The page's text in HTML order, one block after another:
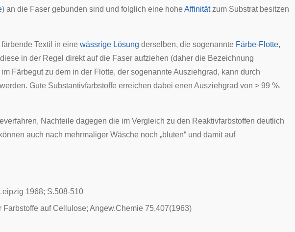
) an die Faser gebunden sind und folglich eine hohe Affinitätzum Substrat besitzen
Textil in eine wässrige Lösung derselben, die sogenannte Färbe-Flotte,
in der Regel direkt auf die Faser aufziehen (daher die Bezeichnung
Färbegut zu dem in der Flotte, der sogenannte Ausziehgrad, kann durch
Gute Substantivfarbstoffe erreichen dabei enen Ausziehgrad von > 99 %,
Nachteile dagegen die im Vergleich zu den Reaktivfarbstoffen deutlich
auch nach mehrmaliger Wäsche noch „bluten“ und damit auf
1968; S.508-510
auf Cellulose; Angew.Chemie 75,407(1963)